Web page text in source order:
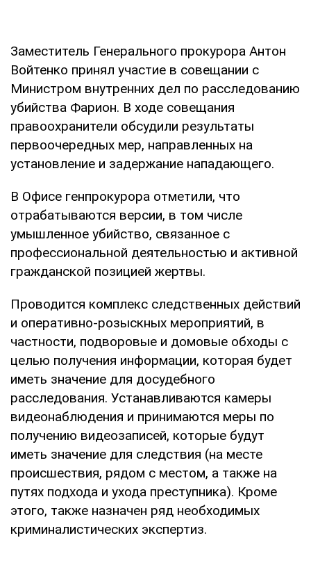
Заместитель Генерального прокурора Антон
Войтенко принял участие в совещании с
Министром внутренних дел по расследованию
убийства Фарион. В ходе совещания
правоохранители обсудили результаты
первоочередных мер, направленных на
установление и задержание нападающего.
В Офисе генпрокурора отметили, что
отрабатываются версии, в том числе
умышленное убийство, связанное с
профессиональной деятельностью и активной
гражданской позицией жертвы.
Проводится комплекс следственных действий
и оперативно-розыскных мероприятий, в
частности, подворовые и домовые обходы с
целью получения информации, которая будет
иметь значение для досудебного
расследования. Устанавливаются камеры
видеонаблюдения и принимаются меры по
получению видеозаписей, которые будут
иметь значение для следствия (на месте
происшествия, рядом с местом, а также на
путях подхода и ухода преступника). Кроме
этого, также назначен ряд необходимых
криминалистических экспертиз.